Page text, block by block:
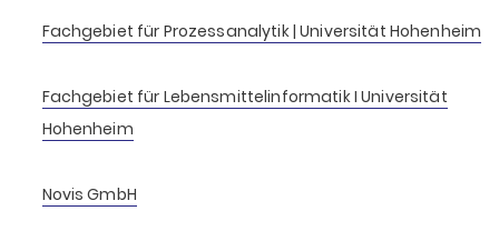
Fachgebiet für Prozessanalytik | Universität Hohenheim
Fachgebiet für Lebensmittelinformatik I Universität
Hohenheim
Novis GmbH